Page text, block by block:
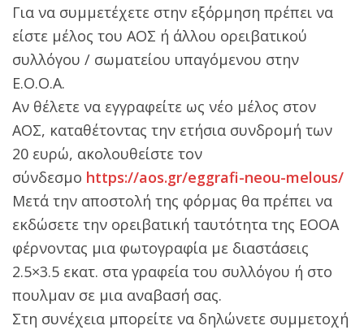
Για να συμμετέχετε στην εξόρμηση πρέπει να
είστε μέλος του ΑΟΣ ή άλλου ορειβατικού
συλλόγου / σωματείου υπαγόμενου στην
Ε.Ο.Ο.Α.
Αν θέλετε να εγγραφείτε ως νέο μέλος στον
ΑΟΣ, καταθέτοντας την ετήσια συνδρομή των
20 ευρώ, ακολουθείστε τον
σύνδεσμο https://aos.gr/eggrafi-neou-melous/
Μετά την αποστολή της φόρμας θα πρέπει να
εκδώσετε την ορειβατική ταυτότητα της ΕΟΟΑ
φέρνοντας μια φωτογραφία με διαστάσεις
2.5×3.5 εκατ. στα γραφεία του συλλόγου ή στο
πουλμαν σε μια αναβασή σας.
Στη συνέχεια μπορείτε να δηλώνετε συμμετοχή